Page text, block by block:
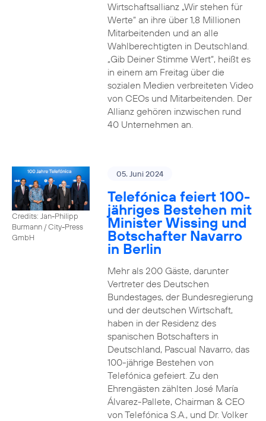
Wirtschaftsallianz „Wir stehen für
Werte“ an ihre über 1,8 Millionen
Mitarbeitenden und an alle
Wahlberechtigten in Deutschland.
„Gib Deiner Stimme Wert“, heißt es
in einem am Freitag über die
sozialen Medien verbreiteten Video
von CEOs und Mitarbeitenden. Der
Allianz gehören inzwischen rund
40 Unternehmen an.
Credits: Jan-Philipp
Burmann / City-Press
GmbH
05. Juni 2024
Telefónica feiert 100-
jähriges Bestehen mit
Minister Wissing und
Botschafter Navarro
in Berlin
Mehr als 200 Gäste, darunter
Vertreter des Deutschen
Bundestages, der Bundesregierung
und der deutschen Wirtschaft,
haben in der Residenz des
spanischen Botschafters in
Deutschland, Pascual Navarro, das
100-jährige Bestehen von
Telefónica gefeiert. Zu den
Ehrengästen zählten José María
Álvarez-Pallete, Chairman & CEO
von Telefónica S.A., und Dr. Volker